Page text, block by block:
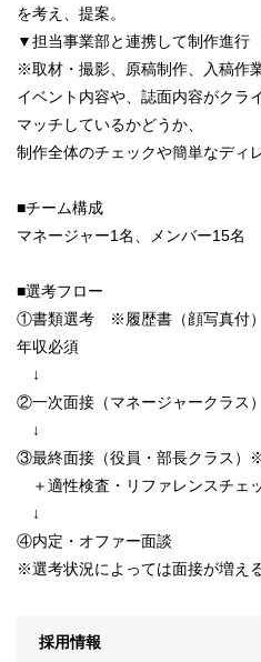
を考え、提案。
▼担当事業部と連携して制作進行
※取材・撮影、原稿制作、入稿作
イベント内容や、誌面内容がクラ
マッチしているかどうか、
制作全体のチェックや簡単なディ
■チーム構成
マネージャー1名、メンバー15名
■選考フロー
①書類選考 ※履歴書（顔写真付）
年収必須
↓
②一次面接（マネージャークラス
↓
③最終面接（役員・部長クラス）
＋適性検査・リファレンスチェ
↓
④内定・オファー面談
※選考状況によっては面接が増え
採用情報